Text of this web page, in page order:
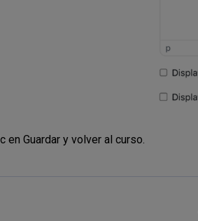
en Guardar y volver al curso.